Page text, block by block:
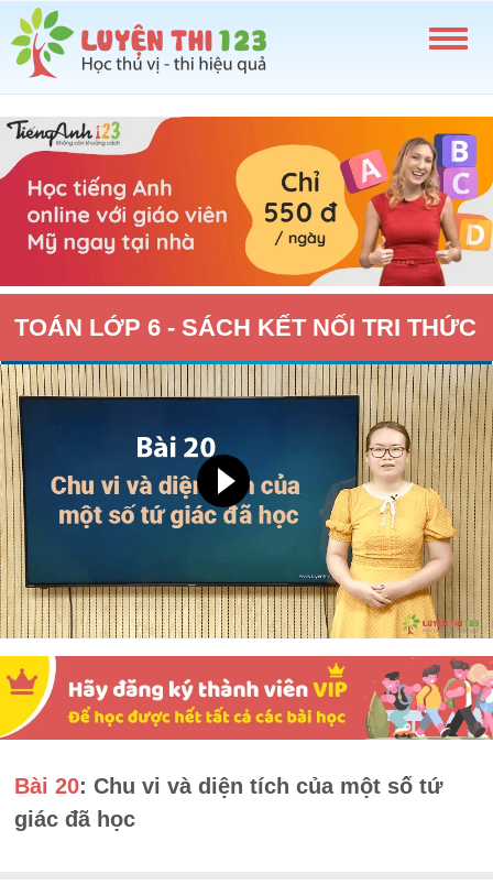
TOÁN LỚP 6 - SÁCH KẾT NỐI TRI THỨC
Bài 20: Chu vi và diện tích của một số tứ
giác đã học